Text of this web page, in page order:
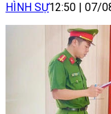
HÌNH SỰ12:50 07/